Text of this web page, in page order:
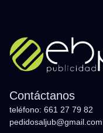
Contáctanos
teléfono: 661 27 79 82
pedidosaljub@gmail.com